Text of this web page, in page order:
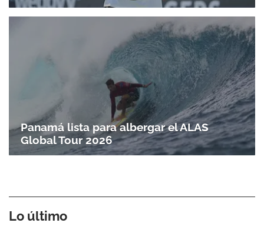
Panamá lista para albergar el ALAS
Global Tour 2026
Lo último